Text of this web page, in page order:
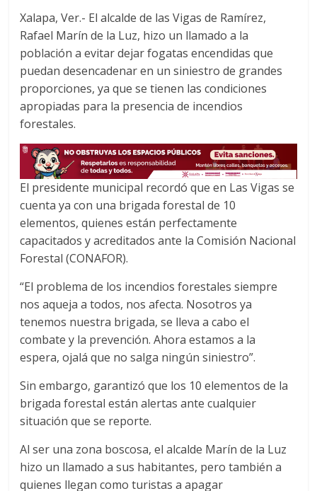
b
o
o
k
t
e
r
s
A
p
p
Xalapa, Ver.- El alcalde de las Vigas de Ramírez,
Rafael Marín de la Luz, hizo un llamado a la
población a evitar dejar fogatas encendidas que
puedan desencadenar en un siniestro de grandes
proporciones, ya que se tienen las condiciones
apropiadas para la presencia de incendios
forestales.
El presidente municipal recordó que en Las Vigas se
cuenta ya con una brigada forestal de 10
elementos, quienes están perfectamente
capacitados y acreditados ante la Comisión Nacional
Forestal (CONAFOR).
“El problema de los incendios forestales siempre
nos aqueja a todos, nos afecta. Nosotros ya
tenemos nuestra brigada, se lleva a cabo el
combate y la prevención. Ahora estamos a la
espera, ojalá que no salga ningún siniestro”.
Sin embargo, garantizó que los 10 elementos de la
brigada forestal están alertas ante cualquier
situación que se reporte.
Al ser una zona boscosa, el alcalde Marín de la Luz
hizo un llamado a sus habitantes, pero también a
quienes llegan como turistas a apagar